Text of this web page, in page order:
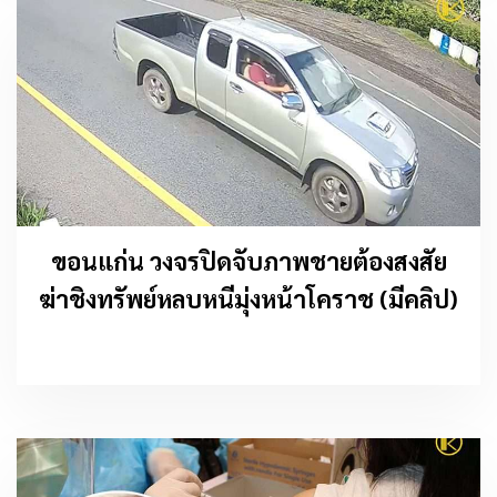
ขอนแก่น วงจรปิดจับภาพชายต้องสงสัย
ฆ่าชิงทรัพย์หลบหนีมุ่งหน้าโคราช (มีคลิป)